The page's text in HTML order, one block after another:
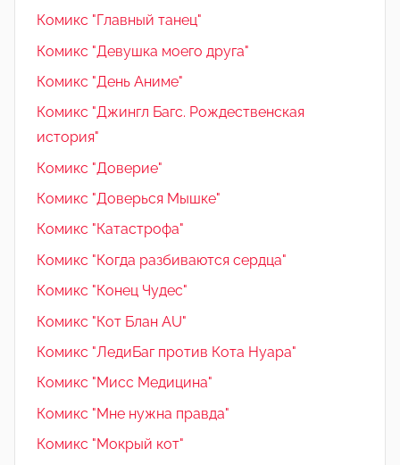
Комикс "Главный танец"
Комикс "Девушка моего друга"
Комикс "День Аниме"
Комикс "Джингл Багс. Рождественская
история"
Комикс "Доверие"
Комикс "Доверься Мышке"
Комикс "Катастрофа"
Комикс "Когда разбиваются сердца"
Комикс "Конец Чудес"
Комикс "Кот Блан AU"
Комикс "ЛедиБаг против Кота Нуара"
Комикс "Мисс Медицина"
Комикс "Мне нужна правда"
Комикс "Мокрый кот"